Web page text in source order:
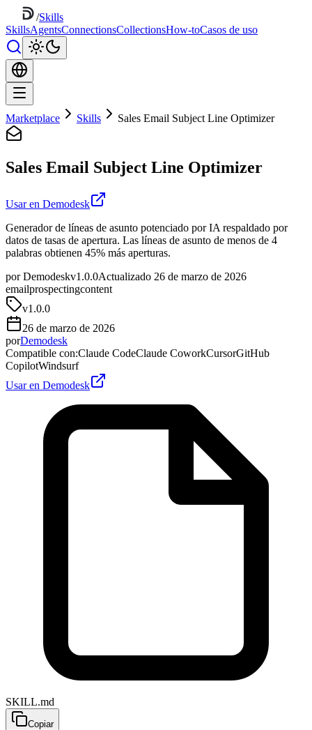
/Skills
SkillsAgentsConnectionsCollectionsHow-toCasos de uso
Marketplace Skills Sales Email Subject Line Optimizer
Sales Email Subject Line Optimizer
Usar en Demodesk
Generador de líneas de asunto potenciado por IA respaldado por
datos de tasas de apertura. Las líneas de asunto de menos de 4
palabras obtienen 45% más aperturas.
por Demodeskv1.0.0Actualizado 26 de marzo de 2026
emailprospectingcontent
v1.0.0
26 de marzo de 2026
porDemodesk
Compatible con:Claude CodeClaude CoworkCursorGitHub
CopilotWindsurf
Usar en Demodesk
SKILL.md
Copiar